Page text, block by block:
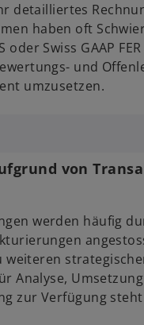
detailliertes
haben oft
oder Swiss GAAP
und
umzusetzen.
von
werden häufig
weiteren
Analyse,
zur Verfügung